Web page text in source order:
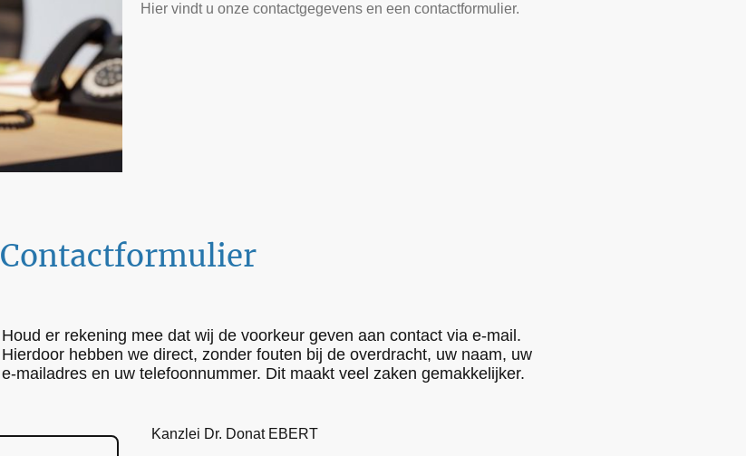
Hier vindt u onze contactgegevens en een contactformulier.
Contactformulier
Houd er rekening mee dat wij de voorkeur geven aan contact via e-mail.
Hierdoor hebben we direct, zonder fouten bij de overdracht, uw naam, uw
e-mailadres en uw telefoonnummer. Dit maakt veel zaken gemakkelijker.
Kanzlei Dr. Donat EBERT